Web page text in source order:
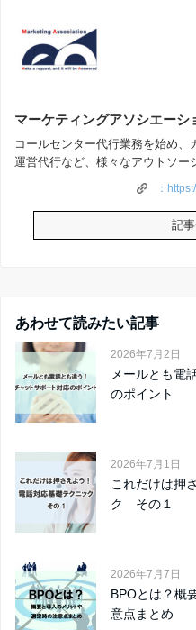
o
k
マーケティングアソシエーシ
コールセンター代行業務を始め、
運営代行など、様々なアウトソー
：
記
あわせて読みたい記事
2026年7月2日
メールとも電
のポイント
2026年7月1日
これだけは押
ク その１
2026年7月7日
BPOとは？概
意点まとめ